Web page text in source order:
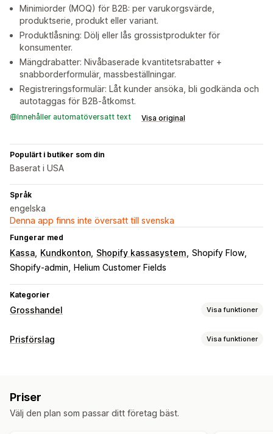
Minimiorder (MOQ) för B2B: per varukorgsvärde,
produktserie, produkt eller variant.
Produktlåsning: Dölj eller lås grossistprodukter för
konsumenter.
Mängdrabatter: Nivåbaserade kvantitetsrabatter +
snabborderformulär, massbeställningar.
Registreringsformulär: Låt kunder ansöka, bli godkända och
autotaggas för B2B-åtkomst.
Innehåller automatöversatt text Visa original
Populärt i butiker som din
Baserat i USA
Språk
engelska
Denna app finns inte översatt till svenska
Fungerar med
Kassa Kundkonton Shopify kassasystem Shopify Flow
Shopify-admin
Helium Customer Fields
Kategorier
Grosshandel Visa funktioner
Prisalternativ
Inloggning för grosshandel
Prisförslag Visa funktioner
Priser
Välj den plan som passar ditt företag bäst.